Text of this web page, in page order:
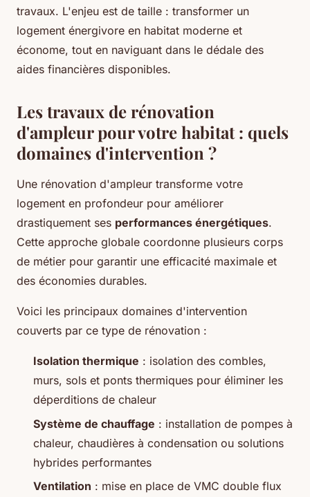
travaux. L'enjeu est de taille : transformer un
logement énergivore en habitat moderne et
économe, tout en naviguant dans le dédale des
aides financières disponibles.
Les travaux de rénovation
d'ampleur pour votre habitat : quels
domaines d'intervention ?
Une rénovation d'ampleur transforme votre
logement en profondeur pour améliorer
drastiquement ses performances énergétiques.
Cette approche globale coordonne plusieurs corps
de métier pour garantir une efficacité maximale et
des économies durables.
Voici les principaux domaines d'intervention
couverts par ce type de rénovation :
Isolation thermique : isolation des combles,
murs, sols et ponts thermiques pour éliminer les
déperditions de chaleur
Système de chauffage : installation de pompes à
chaleur, chaudières à condensation ou solutions
hybrides performantes
Ventilation : mise en place de VMC double flux